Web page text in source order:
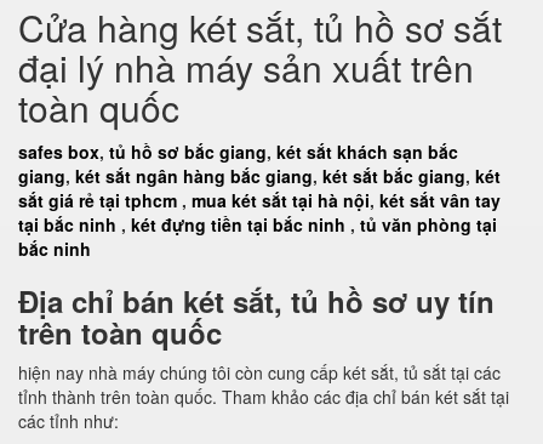
Cửa hàng két sắt, tủ hồ sơ sắt
đại lý nhà máy sản xuất trên
toàn quốc
safes box, tủ hồ sơ bắc giang, két sắt khách sạn bắc
giang, két sắt ngân hàng bắc giang, két sắt bắc giang, két
sắt giá rẻ tại tphcm , mua két sắt tại hà nội, két sắt vân tay
tại bắc ninh , két đựng tiền tại bắc ninh , tủ văn phòng tại
bắc ninh
Địa chỉ bán két sắt, tủ hồ sơ uy tín
trên toàn quốc
hiện nay nhà máy chúng tôi còn cung cấp két sắt, tủ sắt tại các
tỉnh thành trên toàn quốc. Tham khảo các địa chỉ bán két sắt tại
các tỉnh như: